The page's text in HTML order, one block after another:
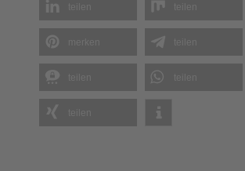
teilen teilen
teilen
teilen teilen
teilen